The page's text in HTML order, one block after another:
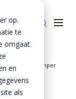
op.
te
omgaat
en
als
van Kemper